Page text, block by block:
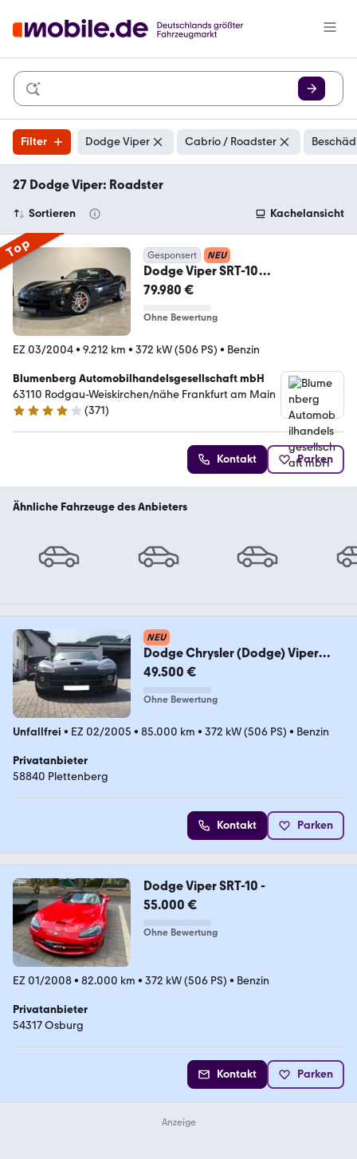
Filter Dodge Viper Cabrio / Roadster
27 Dodge Viper: Roadster
Sortieren Kachelansicht
Top Gesponsert NEU
Dodge Viper SRT-10
*Roadster,V10*
79.980 €
Ohne Bewertung
EZ 03/2004• 9.212 km • 372 kW (506 PS) • Benzin
Blumenberg Automobilhandelsgesellschaft mbH
63110 Rodgau-Weiskirchen/nähe Frankfurt am Main
4.2 Sterne
(371)
Kontakt Parken
Ähnliche Fahrzeuge des Anbieters
NEU
Dodge Chrysler (Dodge) Viper
SRT-10
49.500 €
Ohne Bewertung
Unfallfrei • EZ 02/2005 • 85.000 km • 372 kW (506 PS) • Benzin
Privatanbieter
58840 Plettenberg
Kontakt Parken
Dodge Viper SRT-10 -
55.000 €
Ohne Bewertung
EZ 01/2008• 82.000 km • 372 kW (506 PS) • Benzin
Privatanbieter
54317 Osburg
Kontakt Parken